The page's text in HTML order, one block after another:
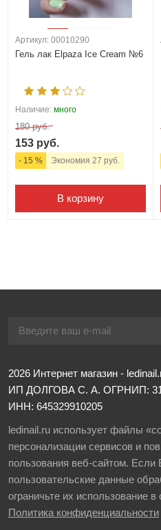
Артикул: 00010290
Гель лак Elpaza Ice Cream №6
Наличие: много
180 руб.
153 руб.
- 15 % Экономия 27 руб.
В корзину
2026 Интернет магазин -
ИП ДОЛГОВА С. А. ОГРНИП:
ИНН: 645329910205
ledinail.ru использует файлы
персонализации сервисов и
пользования веб-сайтом.
пользовательские данные
ограничьте их использование
Политика конфиденциальности